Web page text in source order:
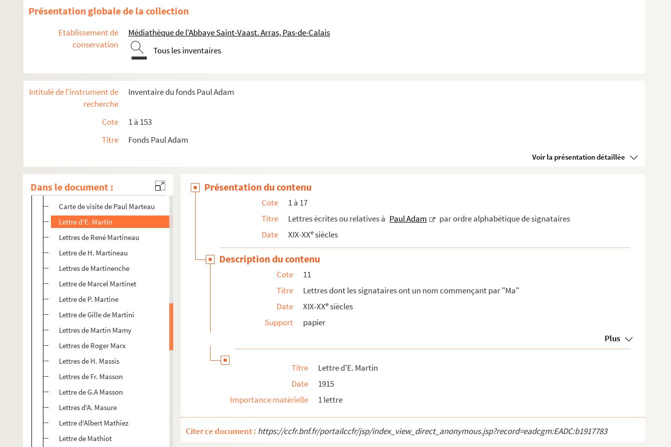
Présentation globale de la collection
Etablissement de
conservation
Médiathèque de l'Abbaye Saint-Vaast. Arras, Pas-de-Calais
Tous les inventaires
Intitulé de l'instrument de
recherche
Inventaire du fonds Paul Adam
Cote
1 à 153
Titre
Fonds Paul Adam
Voir la présentation détaillée
Dans le document :
Lettres de Henri Marcel
Carte de visite de Paul Marescot
Lettres de P. de Margerie
Lettre de Paul et Victor Margueritte
Lettres de V. Margueritte
Lettre de F.T. Marinetti
Lettres de E. Marsan
Lettres de P. Marsan
Carte de visite de Paul Marteau
Lettre d'E. Martin
Lettres de René Martineau
Lettre de H. Martineau
Lettres de Martinenche
Lettre de Marcel Martinet
Lettre de P. Martine
Lettre de Gille de Martini
Lettres de Martin Mamy
Lettres de Roger Marx
Lettres de H. Massis
Lettres de Fr. Masson
Lettre de G.A Masson
Lettres d'A. Masure
Lettre d'Albert Mathiez
Lettre de Mathiot
Présentation du contenu
Cote
1 à 17
Titre
Lettres écrites ou relatives à Paul Adam
par ordre alphabétique de signataires
Date
XIX-XXesiècles
Description du contenu
Cote
11
Titre
Lettres dont les signataires ont un nom commençant par "Ma"
Date
XIX-XXesiècles
Support
papier
Plus
Titre
Lettre d'E. Martin
Date
1915
Importance matérielle
1 lettre
Citer ce document : https://ccfr.bnf.fr/portailccfr/jsp/index_view_direct_anonymous.jsp?record=eadcgm:EADC:b1917783